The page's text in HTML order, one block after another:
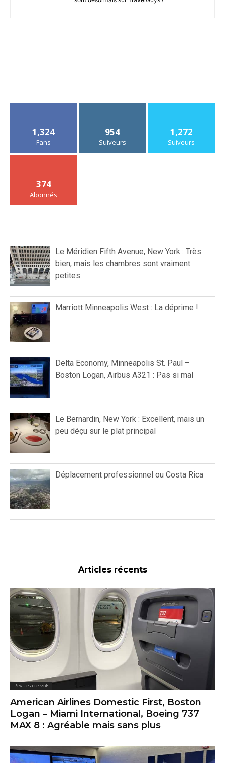
1,324
Fans
954
Suiveurs
1,272
Suiveurs
374
Abonnés
Le Méridien Fifth Avenue, New York : Très
bien, mais les chambres sont vraiment
petites
Marriott Minneapolis West : La déprime !
Delta Economy, Minneapolis St. Paul –
Boston Logan, Airbus A321 : Pas si mal
Le Bernardin, New York : Excellent, mais un
peu déçu sur le plat principal
Déplacement professionnel ou Costa Rica
Articles récents
Revues de vols
American Airlines Domestic First, Boston
Logan – Miami International, Boeing 737
MAX 8 : Agréable mais sans plus